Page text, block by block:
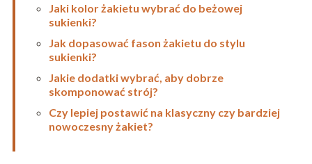
Jaki kolor żakietu wybrać do beżowej
sukienki?
Jak dopasować fason żakietu do stylu
sukienki?
Jakie dodatki wybrać, aby dobrze
skomponować strój?
Czy lepiej postawić na klasyczny czy bardziej
nowoczesny żakiet?